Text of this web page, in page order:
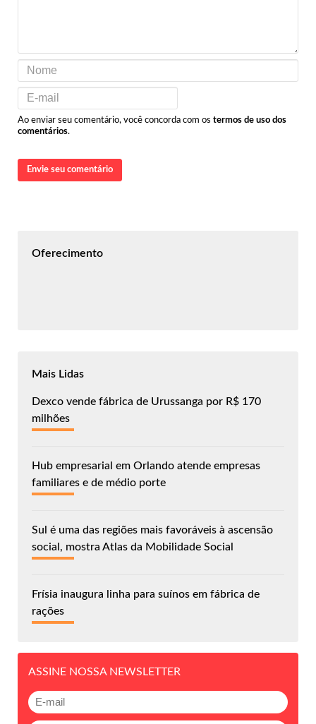
Ao enviar seu comentário, você concorda com os termos de uso dos
comentários.
Envie seu comentário
Oferecimento
Mais Lidas
Dexco vende fábrica de Urussanga por R$ 170
milhões
Hub empresarial em Orlando atende empresas
familiares e de médio porte
Sul é uma das regiões mais favoráveis à ascensão
social, mostra Atlas da Mobilidade Social
Frísia inaugura linha para suínos em fábrica de
rações
ASSINE NOSSA NEWSLETTER